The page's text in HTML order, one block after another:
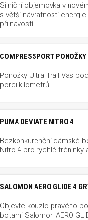
Silniční objemovka v
s větší návratností
přilnavostí.
COMPRESSPORT
Ponožky Ultra Trail Vás
porci kilometrů!
PUMA DEVIATE NITRO 4
Bezkonkurenční dámské
Nitro 4 pro rychlé tréninky
SALOMON AERO GLIDE 4
Objevte kouzlo pravého
botami Salomon AERO